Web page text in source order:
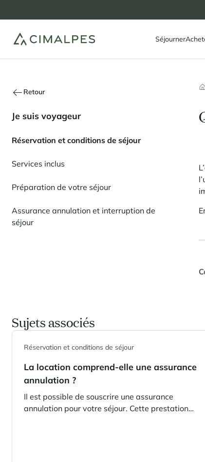
Séjourner
Retour
Je suis voyageur
Réservation et conditions de séjour
Services inclus
Préparation de votre séjour
Assurance annulation et interruption de
séjour
Sujets associés
Réservation et conditions de séjour
La location comprend-elle une assurance
annulation ?
Il est possible de souscrire une assurance
annulation pour votre séjour. Cette prestation